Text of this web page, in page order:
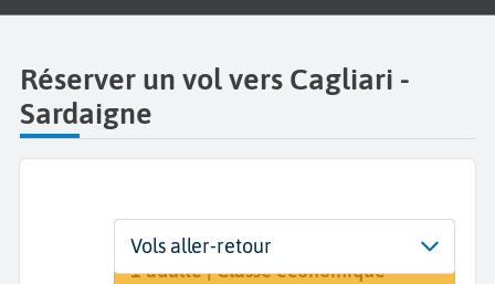
Réserver un vol vers Cagliari -
Sardaigne
Départ
De...
Dates
Dates de votre voyage
Voyageurs | Classe
1 adulte | Classe économique
Vols aller-retour